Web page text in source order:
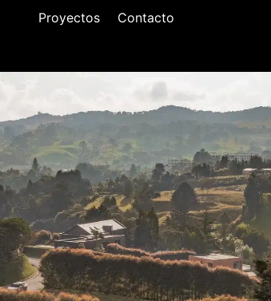
Proyectos Contacto